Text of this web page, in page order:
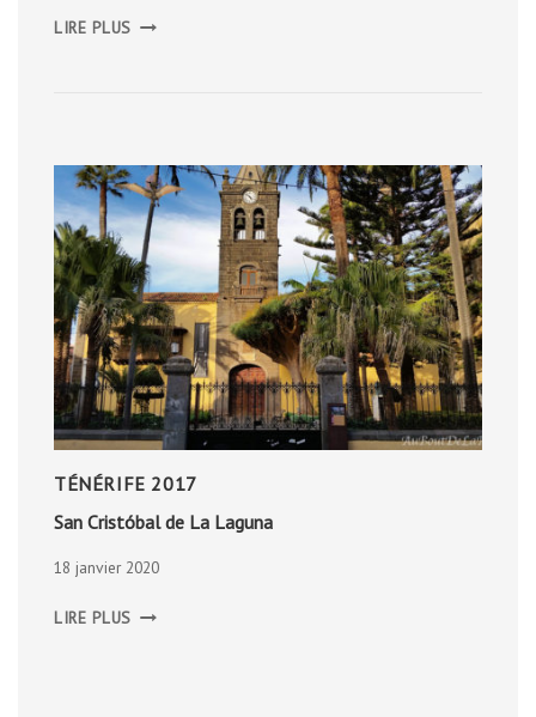
LIRE PLUS CERCLE
TÉNÉRIFE 2017
San Cristóbal de La Laguna
18 janvier 2020
LIRE PLUS CRISTÓBAL